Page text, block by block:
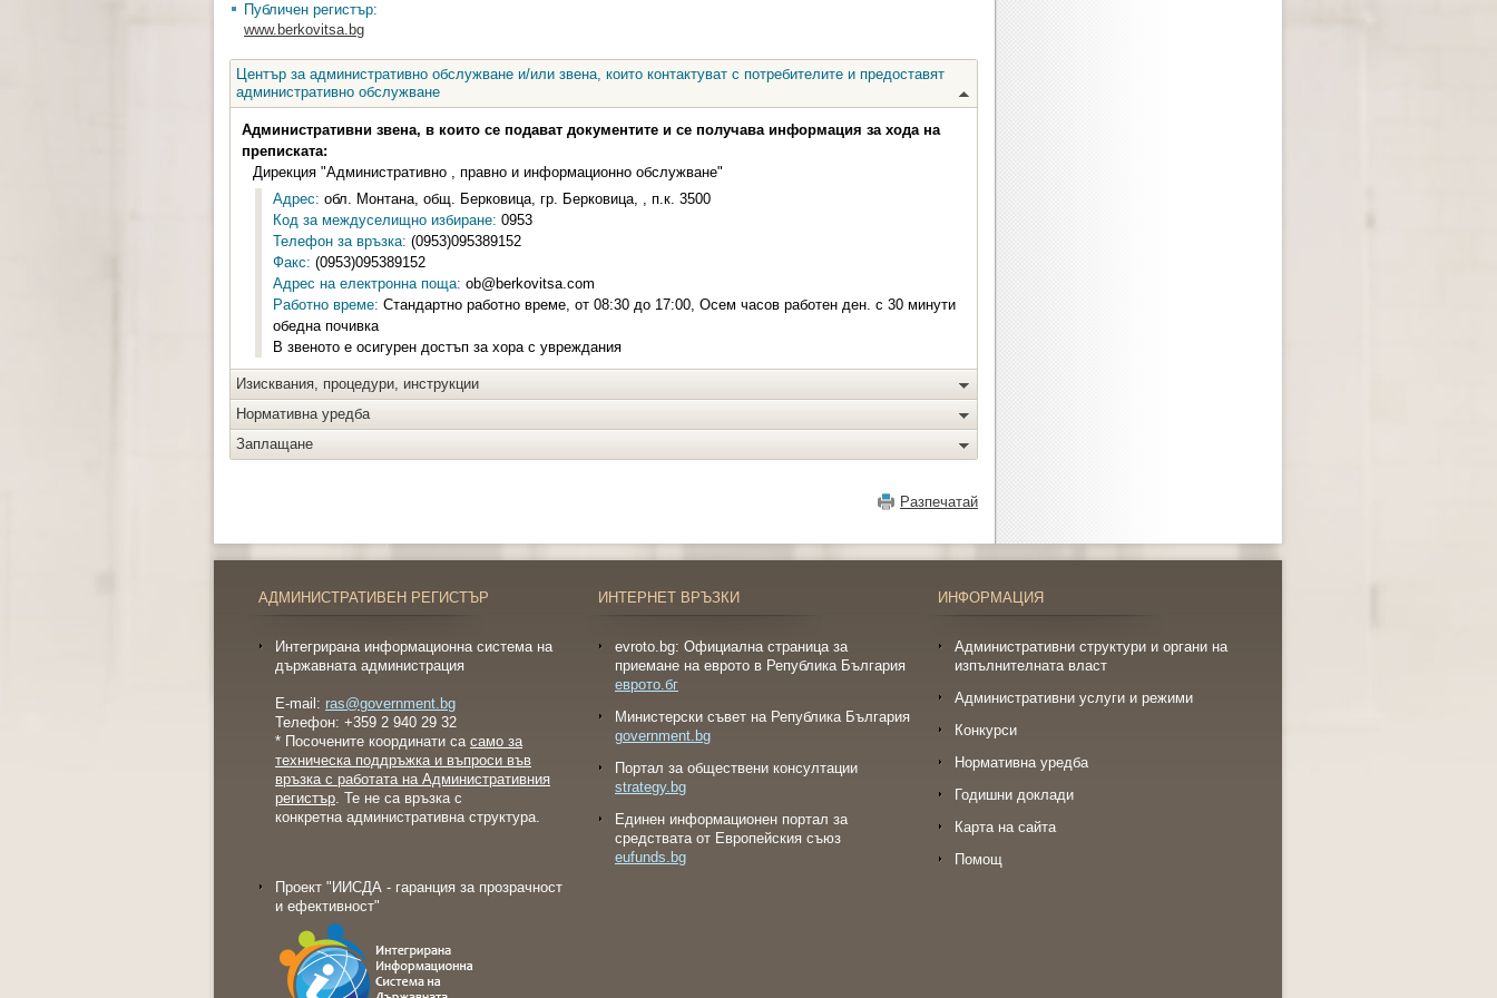
Публичен регистър:
www.berkovitsa.bg
Център за административно обслужване и/или звена, които контактуват с потребителите и предоставят
административно обслужване
Административни звена, в които се подават документите и се получава информация за хода на
преписката:
Дирекция "Административно , правно и информационно обслужване"
Адрес: обл. Монтана, общ. Берковица, гр. Берковица, , п.к. 3500
Код за междуселищно избиране: 0953
Телефон за връзка: (0953)095389152
Факс: (0953)095389152
Адрес на електронна поща: ob@berkovitsa.com
Работно време: Стандартно работно време, от 08:30 до 17:00, Осем часов работен ден. с 30 минути
обедна почивка
В звеното е осигурен достъп за хора с увреждания
Изисквания, процедури, инструкции
Нормативна уредба
Заплащане
Разпечатай
АДМИНИСТРАТИВЕН РЕГИСТЪР
Интегрирана информационна система на
държавната администрация
E-mail: ras@government.bg
Телефон: +359 2 940 29 32
* Посочените координати са само за
техническа поддръжка и въпроси във
връзка с работата на Административния
регистър. Те не са връзка с
конкретна административна структура.
Проект "ИИСДА - гаранция за прозрачност
и ефективност"
ИНТЕРНЕТ ВРЪЗКИ
evroto.bg: Официална страница за
приемане на еврото в Република България
еврото.бг
Министерски съвет на Република България
government.bg
Портал за обществени консултации
strategy.bg
Eдинен информационен портал за
средствата от Европейския съюз
eufunds.bg
ИНФОРМАЦИЯ
Административни структури и органи на
изпълнителната власт
Административни услуги и режими
Конкурси
Нормативна уредба
Годишни доклади
Карта на сайта
Помощ